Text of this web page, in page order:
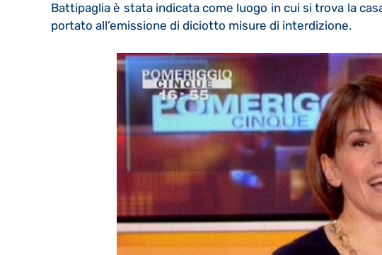
Battipaglia è stata indicata come luogo in cui si trova la
portato all’emissione di diciotto misure di interdizione.